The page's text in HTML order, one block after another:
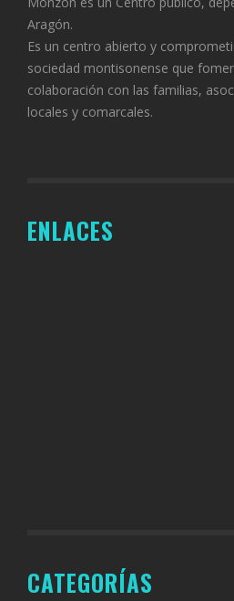
Aragón.
Es un centro abierto y
sociedad montisonense que
colaboración con las familias,
locales y comarcales.
ENLACES
CATEGORÍAS